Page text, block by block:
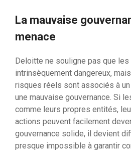
La mauvaise
menace
Deloitte ne souligne pas que les
intrinsèquement dangereux,
risques réels sont associés à
une mauvaise gouvernance. Si
comme leurs propres entités,
actions peuvent facilement
gouvernance solide, il devient
presque impossible à garantir